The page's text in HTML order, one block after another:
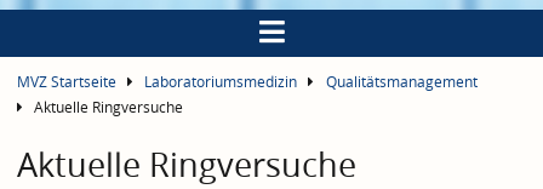
MVZ Startseite Laboratoriumsmedizin
Qualitätsmanagement
Aktuelle Ringversuche
Aktuelle Ringversuche